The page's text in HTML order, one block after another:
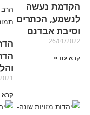
הקדמת נעשה
לנשמע, הכתרים
וסיבת אבדנם
26/01/2022
קרא עוד »
קרא